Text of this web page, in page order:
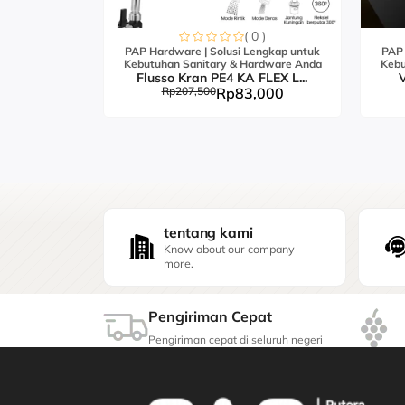
( 0 )
PAP Hardware | Solusi Lengkap untuk
Kebutuhan Sanitary & Hardware Anda
Flusso Kran PE4 KA FLEX L...
Rp207,500Rp83,000
tentang kami
Know about our company
more.
Pengiriman Cepat
Pengiriman cepat di seluruh negeri